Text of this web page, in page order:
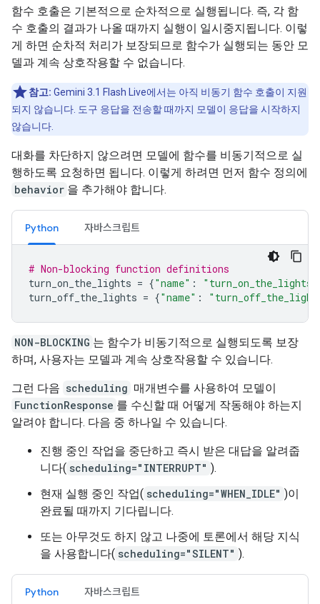
함수 호출은 기본적으로 순차적으로 실행됩니다. 즉, 각 함
수 호출의 결과가 나올 때까지 실행이 일시중지됩니다. 이렇
게 하면 순차적 처리가 보장되므로 함수가 실행되는 동안 모
델과 계속 상호작용할 수 없습니다.
참고: Gemini 3.1 Flash Live에서는 아직 비동기 함수 호출이 지원
되지 않습니다. 도구 응답을 전송할 때까지 모델이 응답을 시작하지
않습니다.
대화를 차단하지 않으려면 모델에 함수를 비동기적으로 실
행하도록 요청하면 됩니다. 이렇게 하려면 먼저 함수 정의에
behavior 을 추가해야 합니다.
Python 자바스크립트
# Non-blocking function definitions
turn_on_the_lights = {"name" : "turn_on_the_lights"
turn_off_the_lights = {"name" :
NON-BLOCKING 는 함수가 비동기적으로 실행되도록 보장
하며, 사용자는 모델과 계속 상호작용할 수 있습니다.
그런 다음 scheduling 매개변수를 사용하여 모델이
FunctionResponse 를 수신할 때 어떻게 작동해야 하는지
알려야 합니다. 다음 중 하나일 수 있습니다.
진행 중인 작업을 중단하고 즉시 받은 대답을 알려줍
니다( scheduling="INTERRUPT" ).
현재 실행 중인 작업( scheduling="WHEN_IDLE" )이
완료될 때까지 기다립니다.
또는 아무것도 하지 않고 나중에 토론에서 해당 지식
을 사용합니다( scheduling="SILENT" ).
Python 자바스크립트